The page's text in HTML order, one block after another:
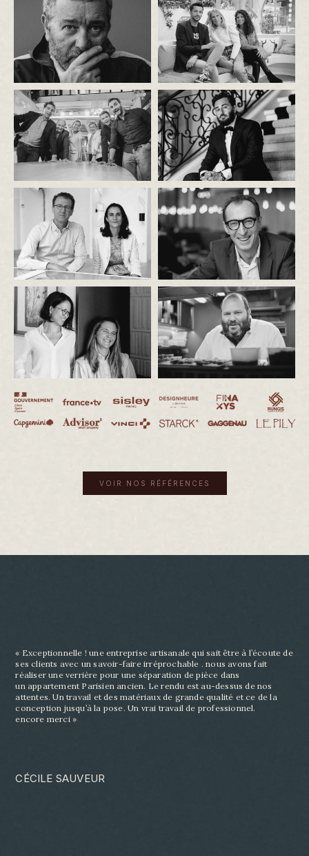
VOIR NOS RÉFÉRENCES
« Exceptionnelle ! une entreprise artisanale qui sait être à l’écoute de
ses clients avec un savoir-faire irréprochable . nous avons fait
réaliser une verrière pour une séparation de pièce dans
un appartement Parisien ancien. Le rendu est au-dessus de nos
attentes. Un travail et des matériaux de grande qualité et ce de la
conception jusqu’à la pose. Un vrai travail de professionnel.
encore merci »
CÉCILE SAUVEUR